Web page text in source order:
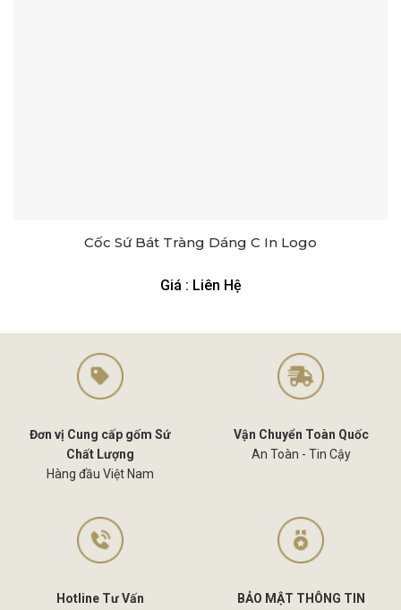
Cốc Sứ Bát Tràng Dáng C In Logo
Giá : Liên Hệ
Đơn vị Cung cấp gốm Sứ
Chất Lượng
Hàng đầu Việt Nam
Vận Chuyển Toàn Quốc
An Toàn - Tin Cậy
Hotline Tư Vấn
BẢO MẬT THÔNG TIN